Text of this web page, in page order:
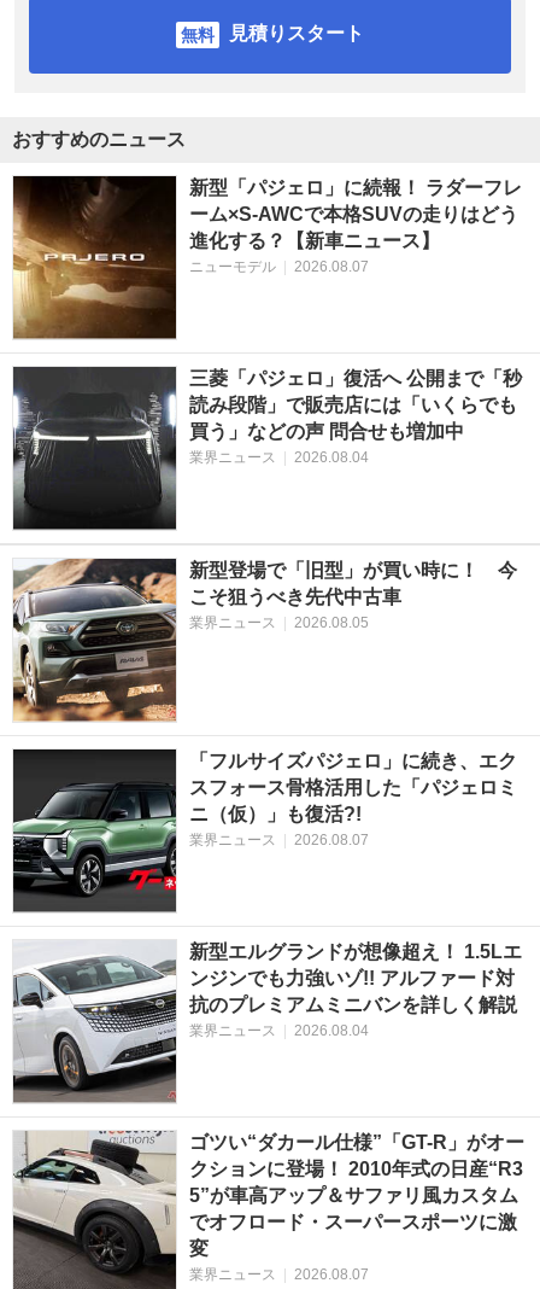
見積りスタート
おすすめのニュース
新型「パジェロ」に続報！ ラダーフレ
ーム×S-AWCで本格SUVの走りはどう
進化する？【新車ニュース】
ニューモデル | 2026.08.07
三菱「パジェロ」復活へ 公開まで「秒
読み段階」で販売店には「いくらでも
買う」などの声 問合せも増加中
業界ニュース | 2026.08.04
新型登場で「旧型」が買い時に！ 今
こそ狙うべき先代中古車
業界ニュース | 2026.08.05
「フルサイズパジェロ」に続き、エク
スフォース骨格活用した「パジェロミ
ニ（仮）」も復活?!
業界ニュース | 2026.08.07
新型エルグランドが想像超え！ 1.5Lエ
ンジンでも力強いゾ!! アルファード対
抗のプレミアムミニバンを詳しく解説
業界ニュース | 2026.08.04
ゴツい“ダカール仕様”「GT-R」がオー
クションに登場！ 2010年式の日産“R3
5”が車高アップ＆サファリ風カスタム
でオフロード・スーパースポーツに激
変
業界ニュース | 2026.08.07